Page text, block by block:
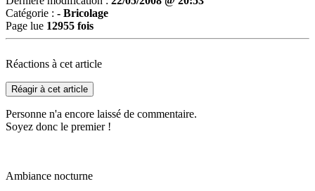
Catégorie : - Bricolage
Page lue 12955 fois
Réactions à cet article
Réagir à cet article
Personne n'a encore laissé de commentaire.
Soyez donc le premier !
Ambiance nocturne